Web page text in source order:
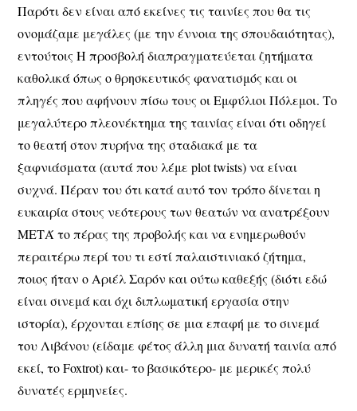
Παρότι δεν είναι από εκείνες τις ταινίες που θα τις
ονομάζαμε μεγάλες (με την έννοια της σπουδαιότητας),
εντούτοις Η προσβολή διαπραγματεύεται ζητήματα
καθολικά όπως ο θρησκευτικός φανατισμός και οι
πληγές που αφήνουν πίσω τους οι Εμφύλιοι Πόλεμοι. Το
μεγαλύτερο πλεονέκτημα της ταινίας είναι ότι οδηγεί
το θεατή στον πυρήνα της σταδιακά με τα
ξαφνιάσματα (αυτά που λέμε plot twists) να είναι
συχνά. Πέραν του ότι κατά αυτό τον τρόπο δίνεται η
ευκαιρία στους νεότερους των θεατών να ανατρέξουν
ΜΕΤΆ το πέρας της προβολής και να ενημερωθούν
περαιτέρω περί του τι εστί παλαιστινιακό ζήτημα,
ποιος ήταν ο Αριέλ Σαρόν και ούτω καθεξής (διότι εδώ
είναι σινεμά και όχι διπλωματική εργασία στην
ιστορία), έρχονται επίσης σε μια επαφή με το σινεμά
του Λιβάνου (είδαμε φέτος άλλη μια δυνατή ταινία από
εκεί, το Foxtrot) και- το βασικότερο- με μερικές πολύ
δυνατές ερμηνείες.